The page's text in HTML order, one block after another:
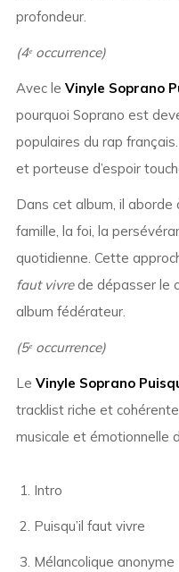
profondeur.
(4ᵉ occurrence)
Avec le Vinyle Soprano
pourquoi Soprano est
populaires du rap
et porteuse d’espoir
Dans cet album, il
famille, la foi, la
quotidienne. Cette
faut vivrede dépasser le
album fédérateur.
(5ᵉ occurrence)
Le Vinyle Soprano
tracklist riche et
musicale et émotionnelle
Intro
Puisqu’il faut vivre
Mélancolique anonyme